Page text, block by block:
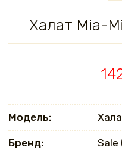
Халат Mia-
Модель:
Бренд: Sale